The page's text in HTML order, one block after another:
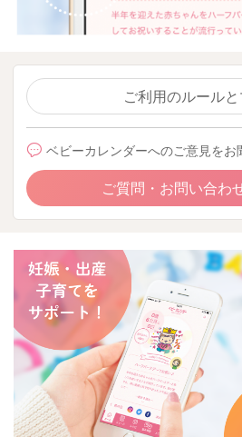
ご利用のルール
ベビーカレンダーへのご意見をお
ご質問・お問い合わ